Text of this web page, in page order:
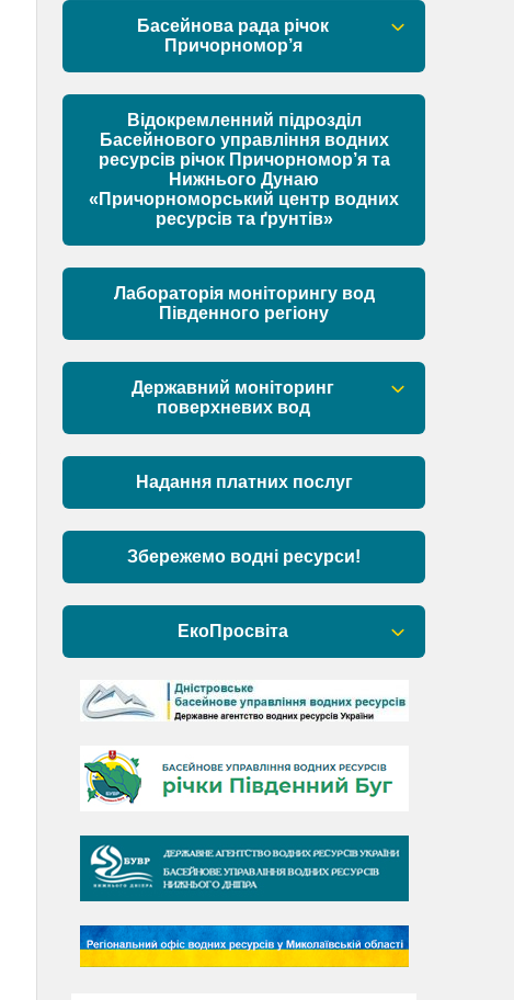
Установчі документи
Склад Басейнової ради нижнього
Дунаю
Матеріали
Басейнова рада річок
Причорномор’я
Правові засади роботи Басейнової
Установчі документи
Склад Басейнової ради річок
Матеріали
Відокремленний підрозділ
Басейнового управління водних
ресурсів річок Причорномор’я та
Нижнього Дунаю
«Причорноморський центр водних
ресурсів та ґрунтів»
Лабораторія моніторингу вод
Південного регіону
Державний моніторинг
поверхневих вод
Загальна інформація
Пункти моніторингу по басейну річок
Причорномор’я та суббасейну
нижнього Дунаю
Аналіз стану масивів поверхневих
вод басейну річок Причорномор’я та
суббасейну нижнього Дунаю
Надання платних послуг
Збережемо водні ресурси!
ЕкоПросвіта
Барви Дністра
День Дунаю
День Південного Бугу
День води
День чистих берегів